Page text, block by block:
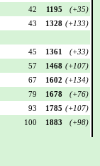
42 1195
(+35)
43 1328 (+133)
45 1361
(+33)
57 1468 (+107)
67 1602 (+134)
79 1678
(+76)
93 1785 (+107)
100 1883 (+98)